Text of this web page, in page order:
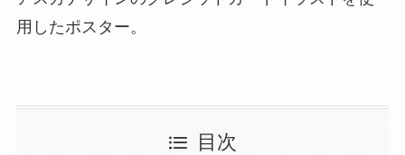
用したポスター。
目次